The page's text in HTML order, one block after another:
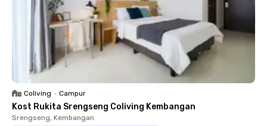
Coliving • Campur
Kost Rukita Srengseng Coliving Kembangan
Srengseng, Kembangan